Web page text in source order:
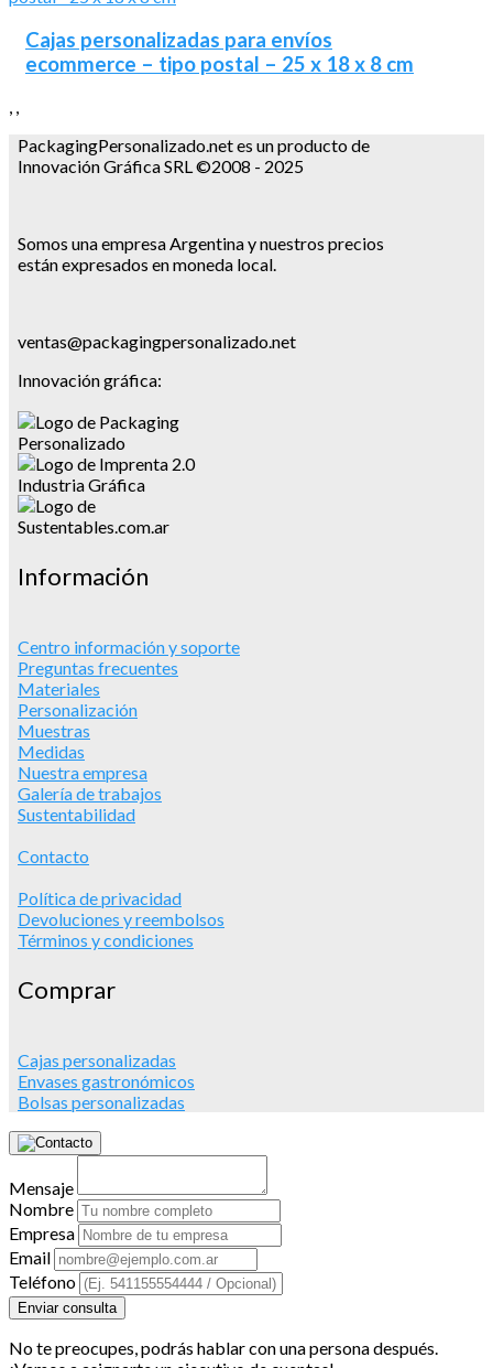
Cajas personalizadas para envíos
ecommerce – tipo postal – 25 x 18 x 8 cm
, ,
PackagingPersonalizado.net es un producto de
Innovación Gráfica SRL ©2008 - 2025
Somos una empresa Argentina y nuestros precios
están expresados en moneda local.
ventas@packagingpersonalizado.net
Innovación gráfica:
Información
Centro información y soporte
Preguntas frecuentes
Materiales
Personalización
Muestras
Medidas
Nuestra empresa
Galería de trabajos
Sustentabilidad
Contacto
Política de privacidad
Devoluciones y reembolsos
Términos y condiciones
Comprar
Cajas personalizadas
Envases gastronómicos
Bolsas personalizadas
Mensaje
Nombre
Empresa
Email
Teléfono
Enviar consulta
No te preocupes, podrás hablar con una persona después.